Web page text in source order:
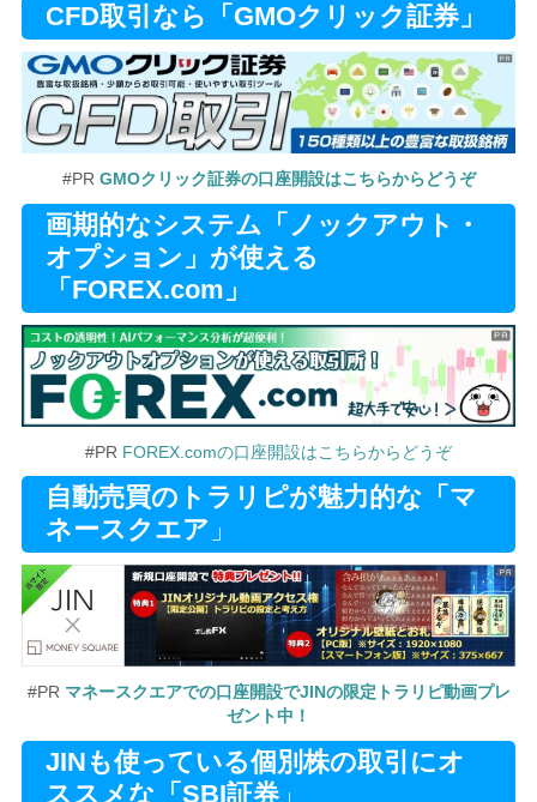
CFD取引なら「GMOクリック証券」
#PR GMOクリック証券の口座開設はこちらからどうぞ
画期的なシステム「ノックアウト・
オプション」が使える
「FOREX.com」
#PR FOREX.comの口座開設はこちらからどうぞ
自動売買のトラリピが魅力的な「マ
ネースクエア 」
#PR マネースクエアでの口座開設でJINの限定トラリピ動画プレ
ゼント中！
JINも使っている個別株の取引にオ
ススメな「SBI証券」